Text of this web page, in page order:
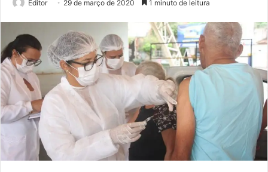
Editor 29 de março de 2020 1 minuto de leitura